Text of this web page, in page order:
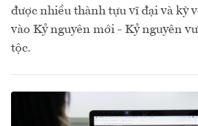
được nhiều thành tựu vĩ đại và kỳ
vào Kỷ nguyên mới - Kỷ nguyên
tộc.